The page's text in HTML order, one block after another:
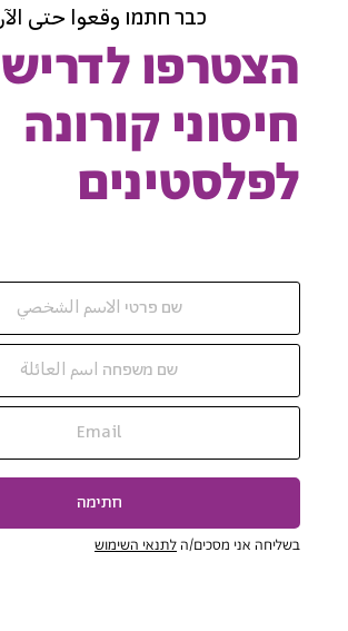
כבר חתמו وقعوا حتى
הצטרפו
חיסוני קורונה
לפלסטינים
חתימה
בשליחה אני מסכים/הלתנאי השימוש